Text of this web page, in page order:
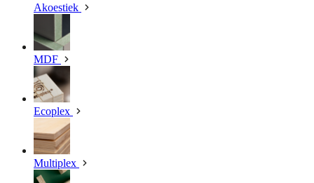
Akoestiek
MDF
Ecoplex
Multiplex